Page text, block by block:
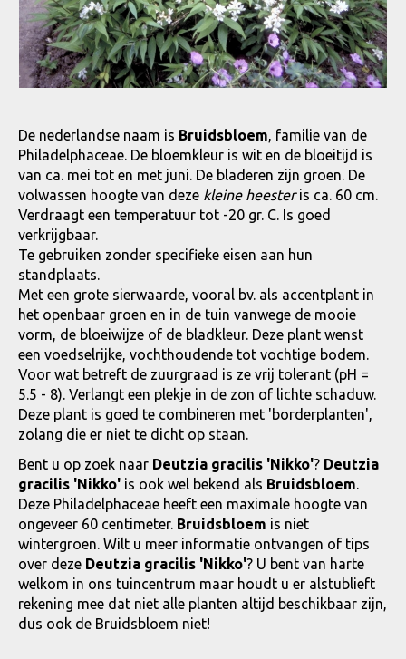
De nederlandse naam is Bruidsbloem, familie van de
Philadelphaceae. De bloemkleur is wit en de bloeitijd is
van ca. mei tot en met juni. De bladeren zijn groen. De
volwassen hoogte van deze kleine heesteris ca. 60 cm.
Verdraagt een temperatuur tot -20 gr. C. Is goed
verkrijgbaar.
Te gebruiken zonder specifieke eisen aan hun
standplaats.
Met een grote sierwaarde, vooral bv. als accentplant in
het openbaar groen en in de tuin vanwege de mooie
vorm, de bloeiwijze of de bladkleur. Deze plant wenst
een voedselrijke, vochthoudende tot vochtige bodem.
Voor wat betreft de zuurgraad is ze vrij tolerant (pH =
5.5 - 8). Verlangt een plekje in de zon of lichte schaduw.
Deze plant is goed te combineren met 'borderplanten',
zolang die er niet te dicht op staan.
Bent u op zoek naar Deutzia gracilis 'Nikko'? Deutzia
gracilis 'Nikko' is ook wel bekend als Bruidsbloem.
Deze Philadelphaceae heeft een maximale hoogte van
ongeveer 60 centimeter. Bruidsbloem is niet
wintergroen. Wilt u meer informatie ontvangen of tips
over deze Deutzia gracilis 'Nikko'? U bent van harte
welkom in ons tuincentrum maar houdt u er alstublieft
rekening mee dat niet alle planten altijd beschikbaar zijn,
dus ook de Bruidsbloem niet!